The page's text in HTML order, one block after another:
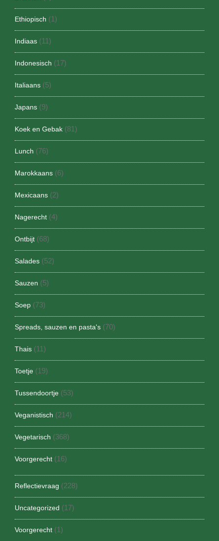
Ethiopisch (1)
Indiaas (11)
Indonesisch (17)
Italiaans (5)
Japans (9)
Koek en Gebak (81)
Lunch (76)
Marokkaans (6)
Mexicaans (2)
Nagerecht (4)
Ontbijt (68)
Salades (52)
Sauzen (5)
Soep (73)
Spreads, sauzen en pasta's (70)
Thais (11)
Toetje (19)
Tussendoortje (53)
Veganistisch (214)
Vegetarisch (368)
Voorgerecht (16)
Reflectievraag (228)
Uncategorized (17)
Voorgerecht (1)